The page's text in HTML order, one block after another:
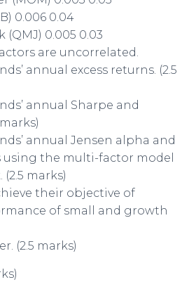
0.006 0.04
0.005 0.03
are uncorrelated.
annual excess returns. (2.5
annual Sharpe and
annual Jensen alpha and
the multi-factor model
marks)
their objective of
of small and growth
(2.5 marks)